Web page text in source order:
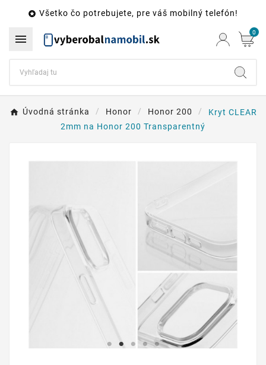
 Všetko čo potrebujete, pre váš mobilný telefón!
 0
Úvodná stránka Honor Honor 200
Kryt CLEAR
2mm na Honor 200 Transparentný